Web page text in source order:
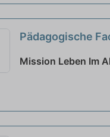
Pädagogische
Mission Leben Im